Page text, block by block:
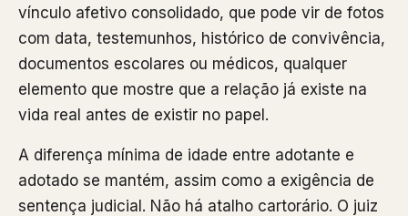
vínculo afetivo consolidado, que pode vir de fotos
com data, testemunhos, histórico de convivência,
documentos escolares ou médicos, qualquer
elemento que mostre que a relação já existe na
vida real antes de existir no papel.
A diferença mínima de idade entre adotante e
adotado se mantém, assim como a exigência de
sentença judicial. Não há atalho cartorário. O juiz